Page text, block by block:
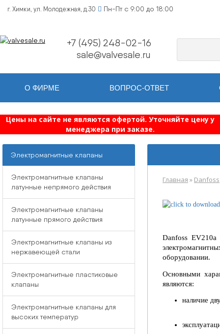
г. Химки, ул. Молодежная, д.30 Пн-Пт с 9:00 до 18:00
+7 (495) 248-02-16
sale@valvesale.ru
О ФИРМЕ ВОПРОС-ОТВЕТ
Цены на сайте не являются офертой. Уточняйте цену у
менеджера при заказе.
Главная » Danfoss
Danfoss
оборудовании.
Основными
являются:
наличие
Электромагнитные клапаны
Электромагнитные клапаны
латунные непрямого действия
Электромагнитные клапаны
латунные прямого действия
Электромагнитные клапаны из
нержавеющей стали
Электромагнитные пластиковые
клапаны
Электромагнитные клапаны для
высоких температур